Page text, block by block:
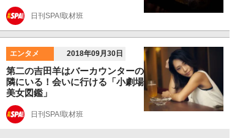
日刊SPA!取材班
エンタメ 2018年09月30日
第二の吉田羊はバーカウンターの
隣にいる！会いに行ける「小劇場
美女図鑑」
日刊SPA!取材班